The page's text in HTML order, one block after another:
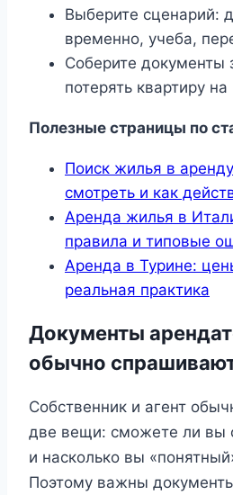
Выберите сценарий:
временно, учеба,
Соберите документы
потерять квартиру
Полезные страницы по
Поиск жилья в
смотреть и как
Аренда жилья в
правила и типовые
Аренда в Турине:
реальная практика
Документы
обычно
Собственник и агент
две вещи: сможете ли вы
и насколько вы
Поэтому важны